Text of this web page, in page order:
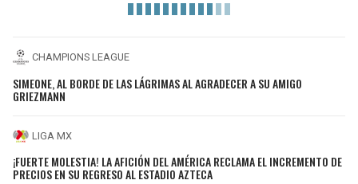
CHAMPIONS LEAGUE
SIMEONE, AL BORDE DE LAS LÁGRIMAS AL AGRADECER A SU AMIGO
GRIEZMANN
LIGA MX
¡FUERTE MOLESTIA! LA AFICIÓN DEL AMÉRICA RECLAMA EL INCREMENTO DE
PRECIOS EN SU REGRESO AL ESTADIO AZTECA